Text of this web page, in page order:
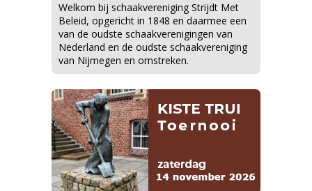
Welkom bij schaakvereniging Strijdt Met
Beleid, opgericht in 1848 en daarmee een
van de oudste schaakverenigingen van
Nederland en de oudste schaakvereniging
van Nijmegen en omstreken.